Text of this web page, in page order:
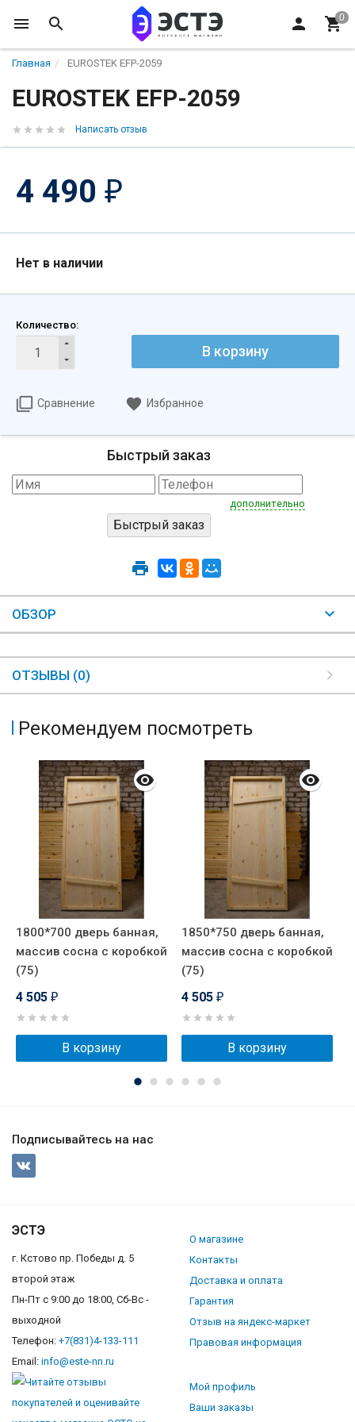
Главная EUROSTEK EFP-2059
EUROSTEK EFP-2059
Написать отзыв
4 490 ₽
Нет в наличии
Количество:
В корзину
Сравнение Избранное
Быстрый заказ
дополнительно
ОБЗОР
ОТЗЫВЫ (0)
Рекомендуем посмотреть
1800*700 дверь банная,
массив сосна с коробкой
(75)
4 505 ₽
В корзину
1850*750 дверь банная,
массив сосна с коробкой
(75)
4 505 ₽
В корзину
Подписывайтесь на нас
ЭСТЭ
г. Кстово пр. Победы д. 5
второй этаж
Пн-Пт с 9:00 до 18:00, Сб-Вс -
выходной
Телефон: +7(831)4-133-111
Email: info@este-nn.ru
О магазине
Контакты
Доставка и оплата
Гарантия
Отзыв на яндекс-маркет
Правовая информация
Мой профиль
Ваши заказы